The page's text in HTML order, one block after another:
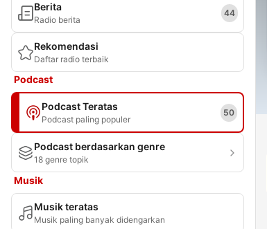
Berita
Radio berita
44
Rekomendasi
Daftar radio terbaik
Podcast
Podcast Teratas
Podcast paling populer
50
Podcast berdasarkan genre
18 genre topik
Musik
Musik teratas
Musik paling banyak didengarkan